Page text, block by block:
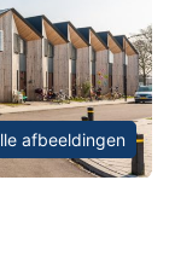
afbeeldingen